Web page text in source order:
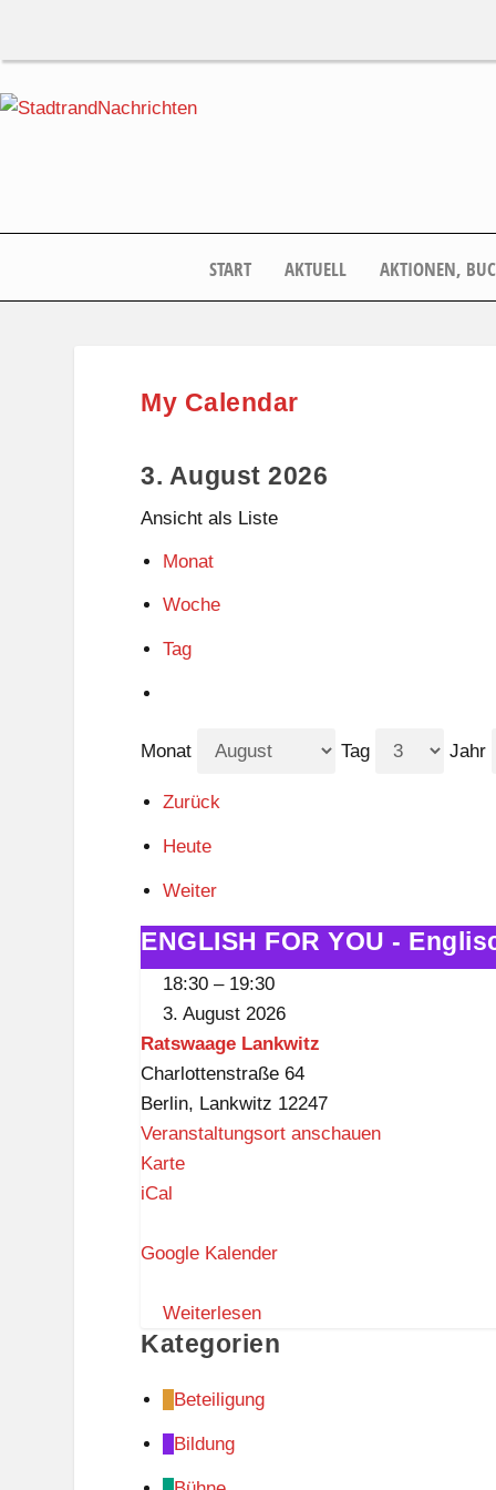
START AKTUELL AKTIONEN,
My Calendar
3. August 2026
Ansicht als Liste
Monat
Woche
Tag
Monat Tag Jahr
Zurück
Heute
Weiter
ENGLISH
FOR
Freizeit
ENGLISH FOR YOU -
18:30 – 19:30
3. August 2026
Ratswaage Lankwitz
Charlottenstraße 64
Berlin, Lankwitz 12247
Veranstaltungsort anschauen
KarteR
s
a
a
e
L
iCal
Google Kalender
Weiterlesen
Kategorien
Beteiligung
Bildung